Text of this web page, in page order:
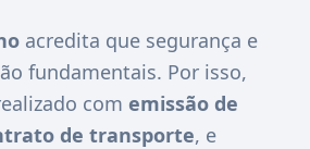
acredita que segurança e
fundamentais. Por isso,
com emissão de
de transporte, e